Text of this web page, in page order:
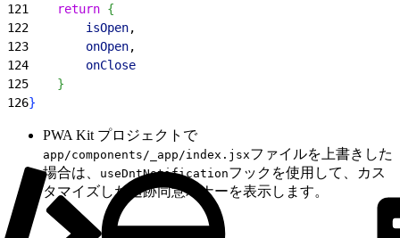
121
    return
{
122
        isOpen
,
123
        onOpen
,
124
        onClose
125
}
126}
PWA Kit プロジェクトで
app/components/_app/index.jsxファイルを上書きした
場合は、
useDntNotificationフックを使用して、カス
タマイズした追跡同意バナーを表示します。